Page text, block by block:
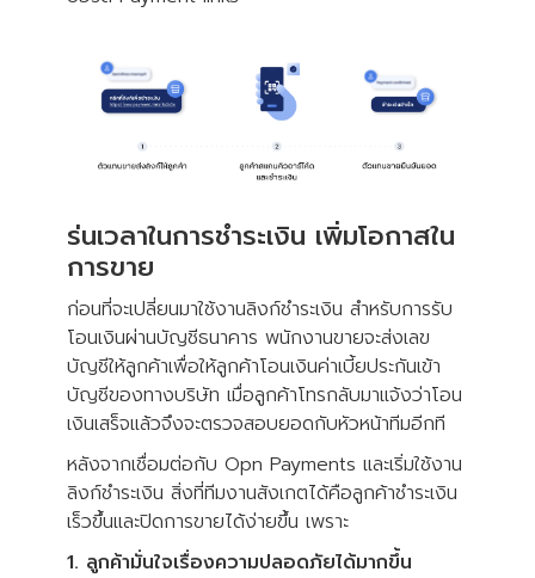
ร่นเวลาในการชำระเงิน เพิ่มโอกาสใน
การขาย
ก่อนที่จะเปลี่ยนมาใช้งานลิงก์ชำระเงิน สำหรับการรับ
โอนเงินผ่านบัญชีธนาคาร พนักงานขายจะส่งเลข
บัญชีให้ลูกค้าเพื่อให้ลูกค้าโอนเงินค่าเบี้ยประกันเข้า
บัญชีของทางบริษัท เมื่อลูกค้าโทรกลับมาแจ้งว่าโอน
เงินเสร็จแล้วจึงจะตรวจสอบยอดกับหัวหน้าทีมอีกที
หลังจากเชื่อมต่อกับ Opn Payments และเริ่มใช้งาน
ลิงก์ชำระเงิน สิ่งที่ทีมงานสังเกตได้คือลูกค้าชำระเงิน
เร็วขึ้นและปิดการขายได้ง่ายขึ้น เพราะ
1. ลูกค้ามั่นใจเรื่องความปลอดภัยได้มากขึ้น